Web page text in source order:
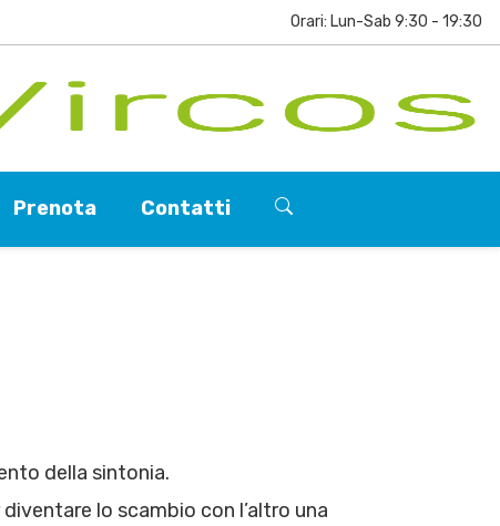
Orari: Lun-Sab 9:30 - 19:30
Prenota Contatti
della sintonia.
lo scambio con l’altro una